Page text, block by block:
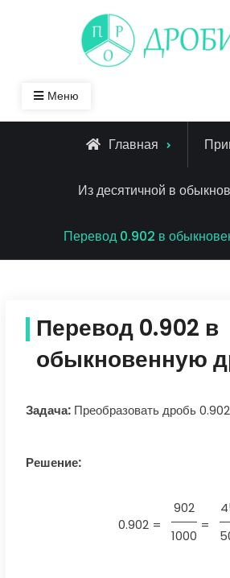
Меню
Главная
Из десятичной в
Перевод 0.902 в
Перевод 0.902 в
обыкновенную
Задача:Преобразовать дробь
Решение:
0.902 =
902
1000
=